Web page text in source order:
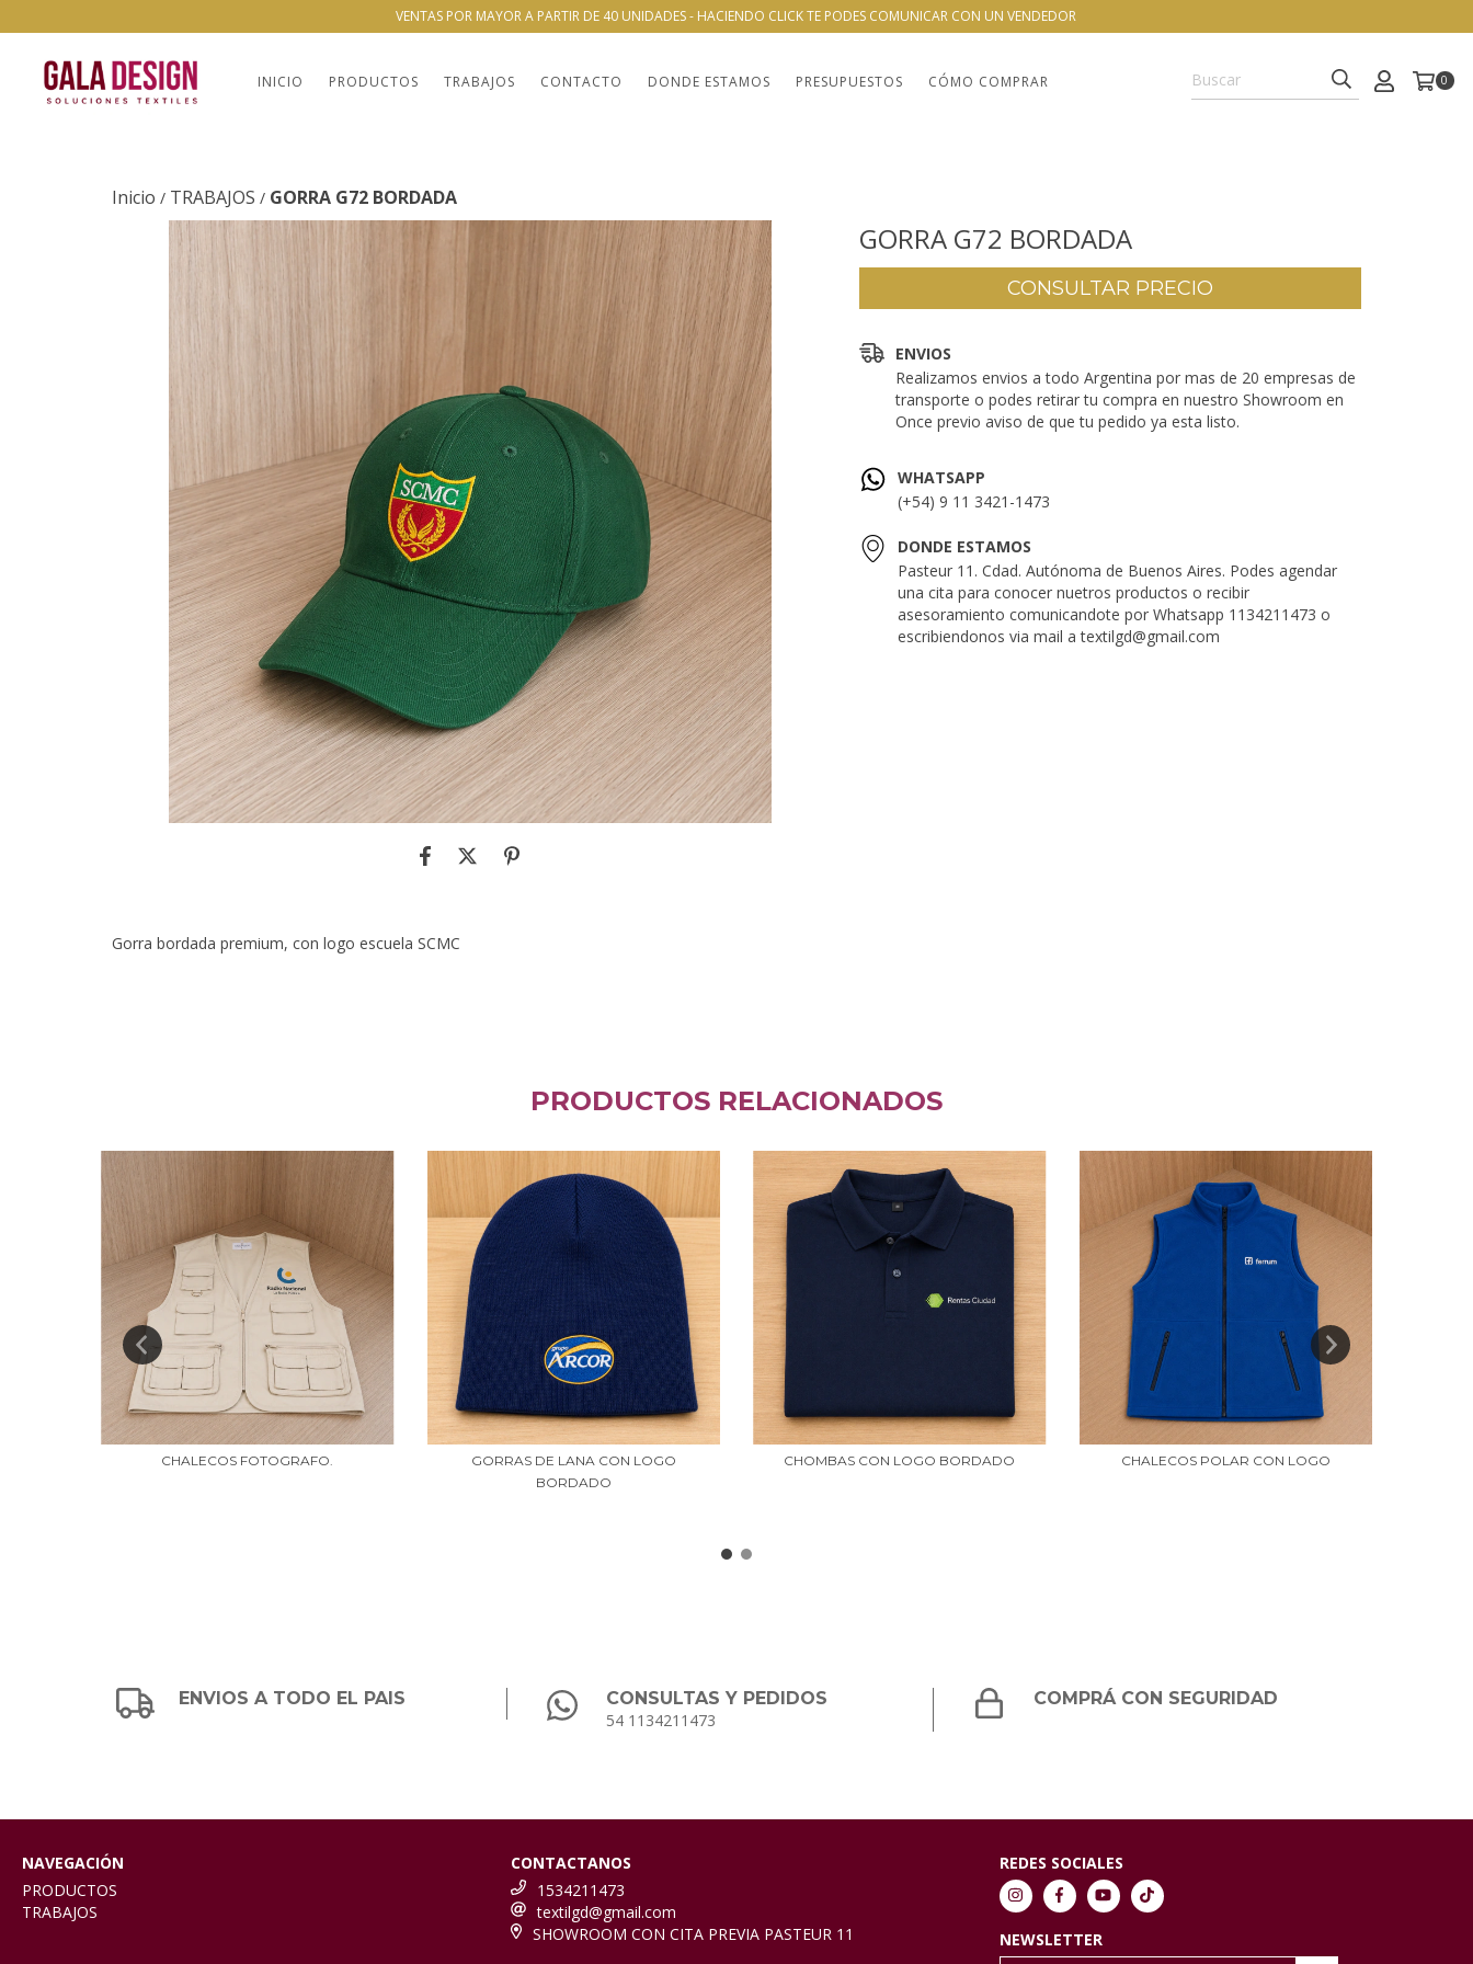
VENTAS POR MAYOR A PARTIR DE 40 UNIDADES - HACIENDO CLICK TE PODES COMUNICAR CON UN VENDEDOR
INICIO PRODUCTOS TRABAJOS CONTACTO DONDE ESTAMOS PRESUPUESTOS CÓMO COMPRAR 0
Inicio / TRABAJOS / GORRA G72 BORDADA
Gorra bordada premium, con logo escuela SCMC
GORRA G72 BORDADA
ENVIOS
Realizamos envios a todo Argentina por mas de 20 empresas de
transporte o podes retirar tu compra en nuestro Showroom en
Once previo aviso de que tu pedido ya esta listo.
WHATSAPP
(+54) 9 11 3421-1473
DONDE ESTAMOS
Pasteur 11. Cdad. Autónoma de Buenos Aires. Podes agendar
una cita para conocer nuetros productos o recibir
asesoramiento comunicandote por Whatsapp 1134211473 o
escribiendonos via mail atextilgd@gmail.com
PRODUCTOS RELACIONADOS
CHALECOS FOTOGRAFO.
GORRAS DE LANA CON LOGO
BORDADO
CHOMBAS CON LOGO BORDADO CHALECOS POLAR CON LOGO
ENVIOS A TODO EL PAIS
CONSULTAS Y PEDIDOS
54 1134211473
COMPRÁ CON SEGURIDAD
NAVEGACIÓN
PRODUCTOS
TRABAJOS
CONTACTANOS
1534211473
textilgd@gmail.com
SHOWROOM CON CITA PREVIA PASTEUR 11
REDES SOCIALES
NEWSLETTER